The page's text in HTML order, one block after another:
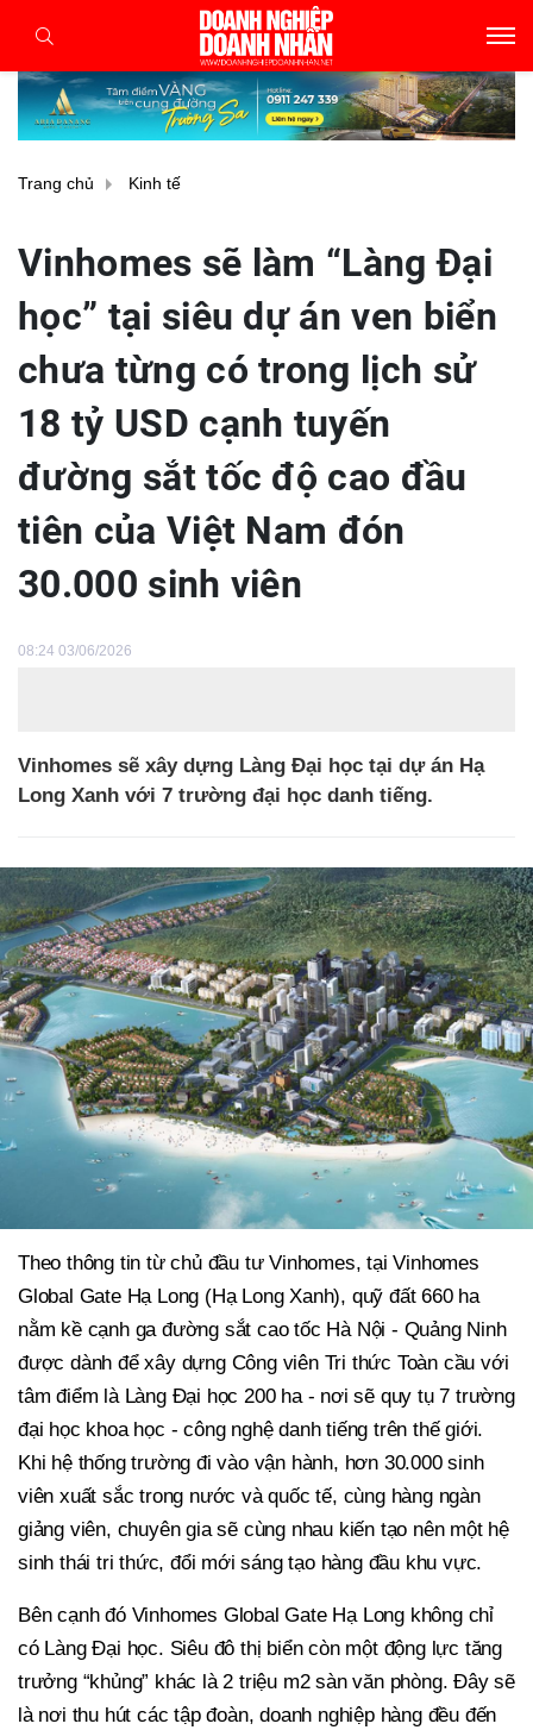
Trang chủ Kinh tế
Vinhomes sẽ làm “Làng Đại
học” tại siêu dự án ven biển
chưa từng có trong lịch sử
18 tỷ USD cạnh tuyến
đường sắt tốc độ cao đầu
tiên của Việt Nam đón
30.000 sinh viên
08:24 03/06/2026
Vinhomes sẽ xây dựng Làng Đại học tại dự án Hạ
Long Xanh với 7 trường đại học danh tiếng.
Theo thông tin từ chủ đầu tư Vinhomes, tại Vinhomes
Global Gate Hạ Long (Hạ Long Xanh), quỹ đất 660 ha
nằm kề cạnh ga đường sắt cao tốc Hà Nội - Quảng Ninh
được dành để xây dựng Công viên Tri thức Toàn cầu với
tâm điểm là Làng Đại học 200 ha - nơi sẽ quy tụ 7 trường
đại học khoa học - công nghệ danh tiếng trên thế giới.
Khi hệ thống trường đi vào vận hành, hơn 30.000 sinh
viên xuất sắc trong nước và quốc tế, cùng hàng ngàn
giảng viên, chuyên gia sẽ cùng nhau kiến tạo nên một hệ
sinh thái tri thức, đổi mới sáng tạo hàng đầu khu vực.
Bên cạnh đó Vinhomes Global Gate Hạ Long không chỉ
có Làng Đại học. Siêu đô thị biển còn một động lực tăng
trưởng “khủng” khác là 2 triệu m2 sàn văn phòng. Đây sẽ
là nơi thu hút các tập đoàn, doanh nghiệp hàng đều đến